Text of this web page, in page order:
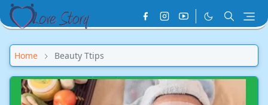
Home Beauty Ttips